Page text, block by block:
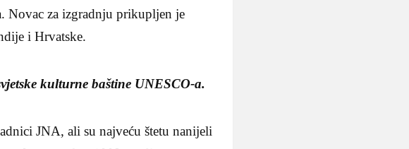
Novac za izgradnju prikupljen je
i Hrvatske.
kulturne baštine UNESCO-a.
JNA, ali su najveću štetu nanijeli